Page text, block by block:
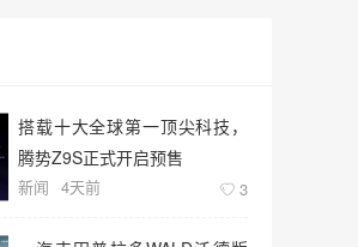
搭载十大全球第一顶尖科技，
腾势Z9S正式开启预售
新闻 4天前 3